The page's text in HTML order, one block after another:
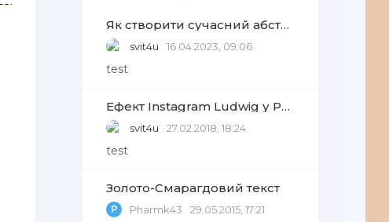
Як створити сучасний абстрактний фон із геометричних фігур у Adobe Photoshop
svit4u 16.04.2023, 09:06
test
Ефект Instagram Ludwig у Photoshop
svit4u 27.02.2018, 18:24
test
Золото-Смарагдовий текст
P Pharmk43 29.05.2015, 17:21